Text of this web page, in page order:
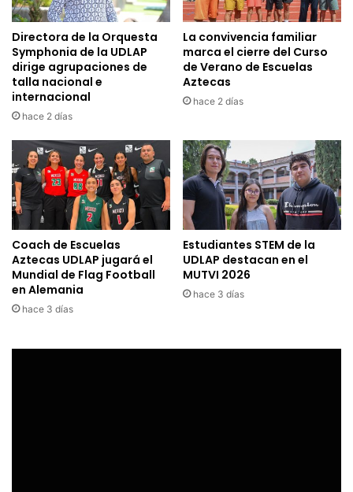
Directora de la Orquesta
Symphonia de la UDLAP
dirige agrupaciones de
talla nacional e
internacional
hace 2 días
La convivencia familiar
marca el cierre del Curso
de Verano de Escuelas
Aztecas
hace 2 días
Coach de Escuelas
Aztecas UDLAP jugará el
Mundial de Flag Football
en Alemania
hace 3 días
Estudiantes STEM de la
UDLAP destacan en el
MUTVI 2026
hace 3 días